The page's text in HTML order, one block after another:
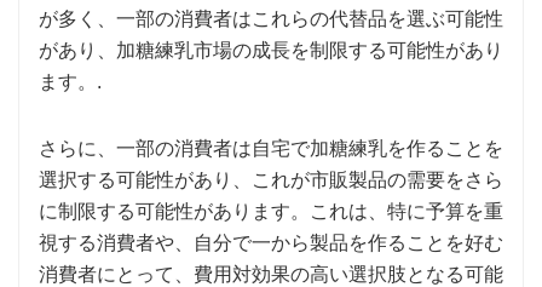
が多く、一部の消費者はこれらの代替品を選ぶ可能性
があり、加糖練乳市場の成長を制限する可能性があり
ます。.
さらに、一部の消費者は自宅で加糖練乳を作ることを
選択する可能性があり、これが市販製品の需要をさら
に制限する可能性があります。これは、特に予算を重
視する消費者や、自分で一から製品を作ることを好む
消費者にとって、費用対効果の高い選択肢となる可能